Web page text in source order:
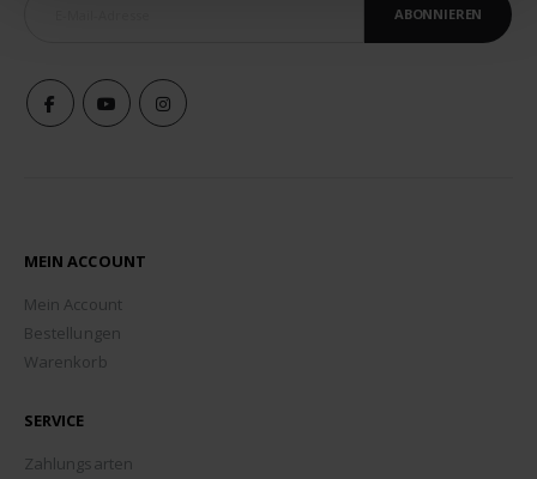
ABONNIEREN
MEIN ACCOUNT
Mein Account
Bestellungen
Warenkorb
SERVICE
Zahlungsarten